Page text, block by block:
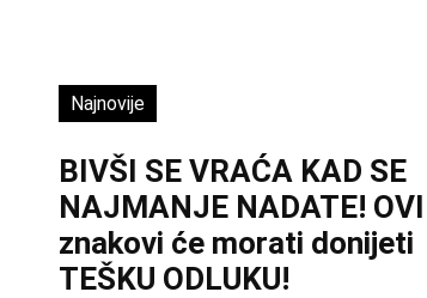
Najnovije
BIVŠI SE VRAĆA KAD SE
NAJMANJE NADATE! OVI
znakovi će morati donijeti
TEŠKU ODLUKU!